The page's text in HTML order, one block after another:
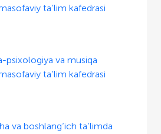
ta’lim kafedrasi
psixologiya va musiqa
ta’lim kafedrasi
va boshlang‘ich ta’limda